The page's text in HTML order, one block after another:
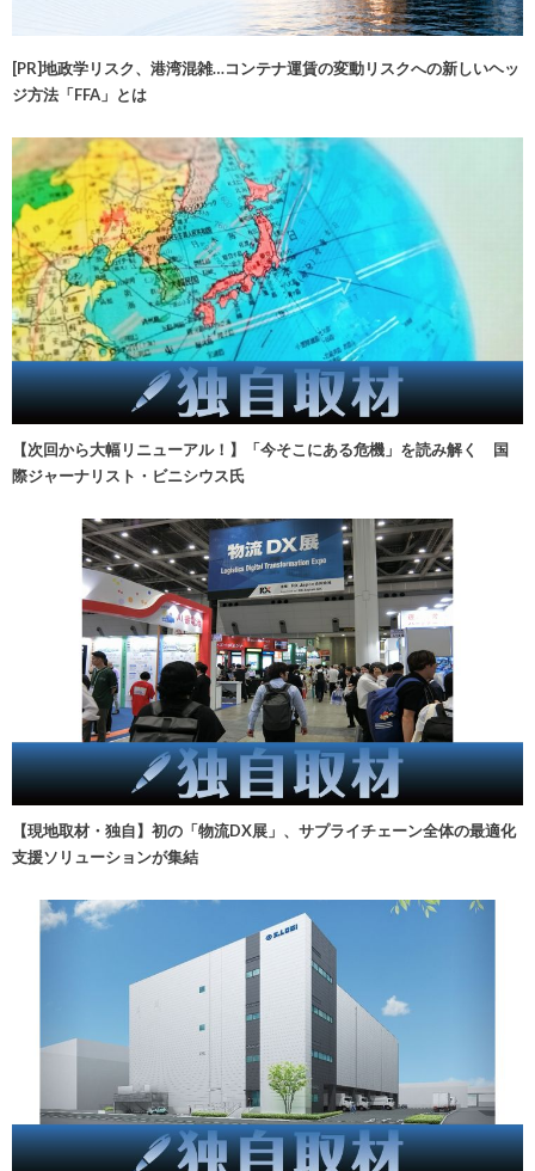
[PR]地政学リスク、港湾混雑…コンテナ運賃の変動リスクへの新しいヘッ
ジ方法「FFA」とは
【次回から大幅リニューアル！】「今そこにある危機」を読み解く 国
際ジャーナリスト・ビニシウス氏
【現地取材・独自】初の「物流DX展」、サプライチェーン全体の最適化
支援ソリューションが集結